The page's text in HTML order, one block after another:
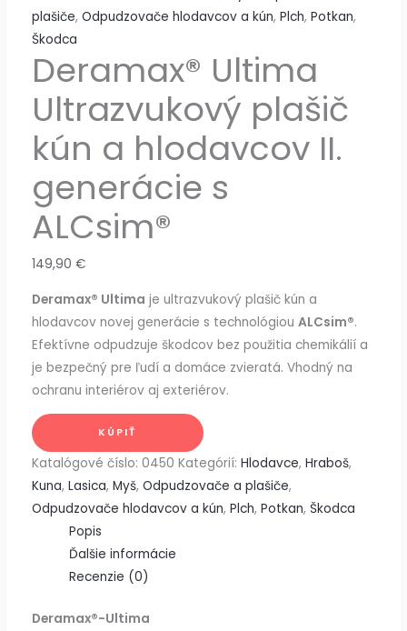
plašiče, Odpudzovače hlodavcov a kún, Plch, Potkan,
Škodca
Deramax® Ultima
Ultrazvukový plašič
kún a hlodavcov II.
generácie s
ALCsim®
149,90 €
Deramax® Ultima je ultrazvukový plašič kún a
hlodavcov novej generácie s technológiou ALCsim®.
Efektívne odpudzuje škodcov bez použitia chemikálií a
je bezpečný pre ľudí a domáce zvieratá. Vhodný na
ochranu interiérov aj exteriérov.
KÚPIŤ
Katalógové číslo: 0450 Kategórií: Hlodavce, Hraboš,
Kuna, Lasica, Myš, Odpudzovače a plašiče,
Odpudzovače hlodavcov a kún, Plch, Potkan, Škodca
Popis
Ďalšie informácie
Recenzie (0)
Deramax®-Ultima